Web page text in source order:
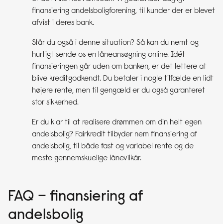
finansiering andelsboligforening, til kunder der er blevet
afvist i deres bank.
Står du også i denne situation? Så kan du nemt og
hurtigt sende os en låneansøgning online. Idét
finansieringen går uden om banken, er det lettere at
blive kreditgodkendt. Du betaler i nogle tilfælde en lidt
højere rente, men til gengæld er du også garanteret
stor sikkerhed.
Er du klar til at realisere drømmen om din helt egen
andelsbolig? Fairkredit tilbyder nem finansiering af
andelsbolig, til både fast og variabel rente og de
meste gennemskuelige lånevilkår.
FAQ – finansiering af
andelsbolig